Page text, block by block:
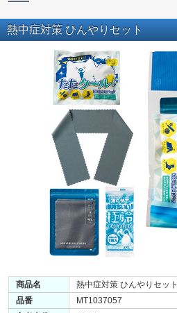
熱中症対策 ひんやりセット
商品名
熱中症対策 ひんやりセット
品番
MT1037057